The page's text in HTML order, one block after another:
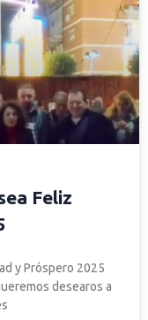
Feliz
y Próspero 2025
desearos a